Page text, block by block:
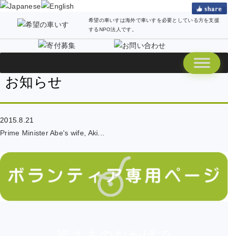
希望の車いすは海外で車いすを必要としている方を支援
するNPO法人です。
お知らせ
2015.8.21
Prime Minister Abe's wife, Aki...